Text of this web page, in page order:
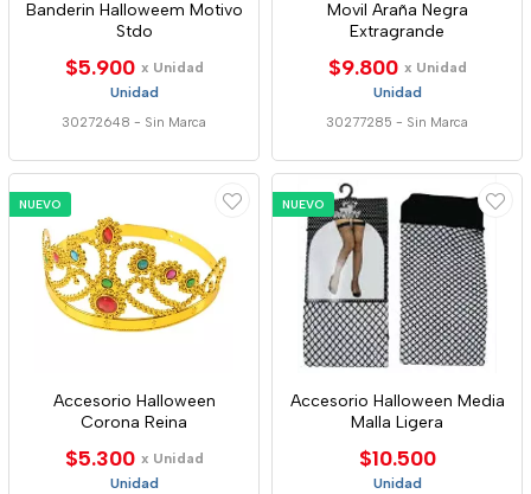
Banderin Halloweem Motivo
Stdo
$5.900 x Unidad
Unidad
30272648 - Sin Marca
Movil Araña Negra
Extragrande
$9.800 x Unidad
Unidad
30277285 - Sin Marca
NUEVO
Accesorio Halloween
Corona Reina
$5.300 x Unidad
Unidad
NUEVO
Accesorio Halloween Media
Malla Ligera
$10.500
Unidad